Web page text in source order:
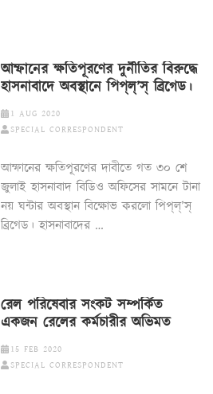
আম্ফানের ক্ষতিপূরণের দুর্নীতির বিরুদ্ধে
হাসনাবাদে অবস্থানে পিপ্‌ল্‌’স্‌ ব্রিগেড।
1 AUG 2020
SPECIAL CORRESPONDENT
আম্ফানের ক্ষতিপূরণের দাবীতে গত ৩০ শে
জুলাই হাসনাবাদ বিডিও অফিসের সামনে টানা
নয় ঘন্টার অবস্থান বিক্ষোভ করলো পিপ্‌ল্‌’স্‌
ব্রিগেড। হাসনাবাদের …
রেল পরিষেবার সংকট সম্পর্কিত
একজন রেলের কর্মচারীর অভিমত
15 FEB 2020
SPECIAL CORRESPONDENT